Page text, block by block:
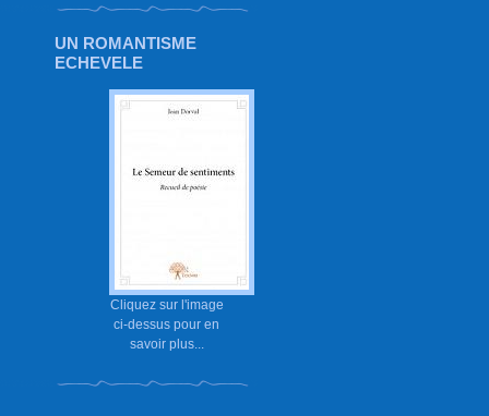
UN ROMANTISME
ECHEVELE
Cliquez sur l'image
ci-dessus pour en
savoir plus...